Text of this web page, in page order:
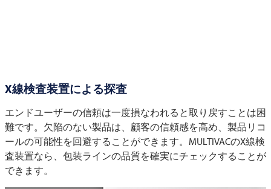
X線検査装置による探査
エンドユーザーの信頼は一度損なわれると取り戻すことは困
難です。欠陥のない製品は、顧客の信頼感を高め、製品リコ
ールの可能性を回避することができます。MULTIVACのX線検
査装置なら、包装ラインの品質を確実にチェックすることが
できます。